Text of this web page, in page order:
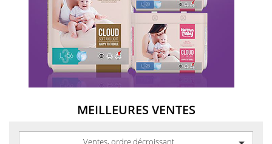
MEILLEURES VENTES
Ventes, ordre décroissant